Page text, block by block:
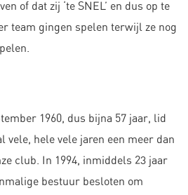
of dat zij ‘te SNEL’ en dus op te
team gingen spelen terwijl ze nog
1960, dus bijna 57 jaar, lid
vele, hele vele jaren een meer dan
club. In 1994, inmiddels 23 jaar
bestuur besloten om